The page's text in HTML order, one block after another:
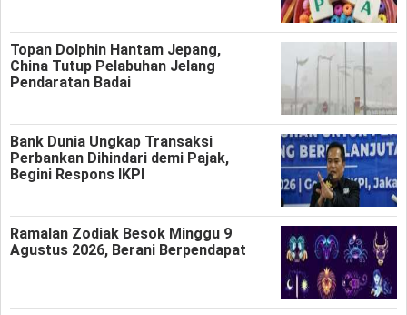
Topan Dolphin Hantam Jepang,
China Tutup Pelabuhan Jelang
Pendaratan Badai
Bank Dunia Ungkap Transaksi
Perbankan Dihindari demi Pajak,
Begini Respons IKPI
Ramalan Zodiak Besok Minggu 9
Agustus 2026, Berani Berpendapat